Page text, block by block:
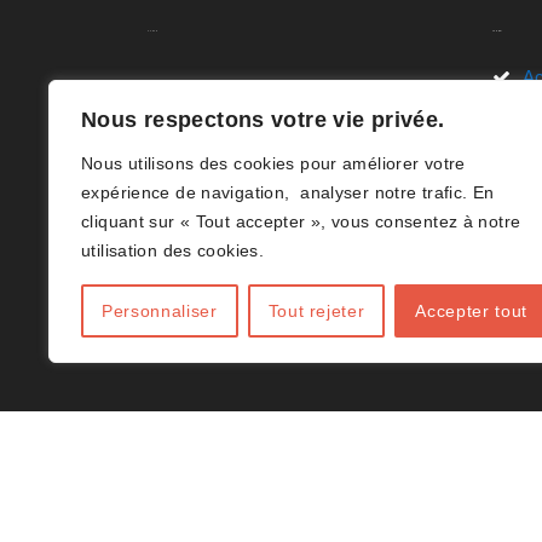
Nous respectons votre vie privée.
Nous utilisons des cookies pour améliorer votre
expérience de navigation, analyser notre trafic. En
cliquant sur « Tout accepter », vous consentez à notre
utilisation des cookies.
Personnaliser Tout rejeter Accepter tout
des Clubs de Volley-ball en Hainaut
(B)(ACHVB). Votre destination en
ligne dédiée à tout ce qui concerne